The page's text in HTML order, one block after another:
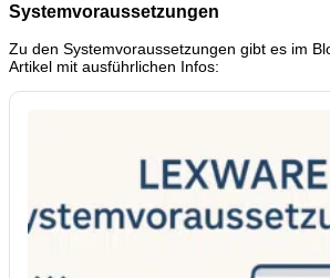
Systemvoraussetzungen
Zu den Systemvoraussetzungen gibt es im
Artikel mit ausführlichen Infos: